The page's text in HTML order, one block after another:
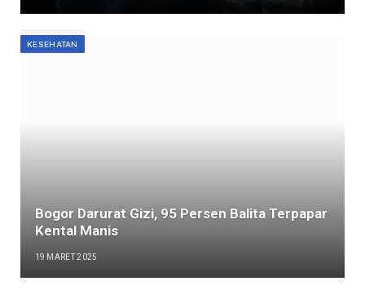
KESEHATAN
Bogor Darurat Gizi, 95 Persen Balita Terpapar
Kental Manis
19 MARET 2025